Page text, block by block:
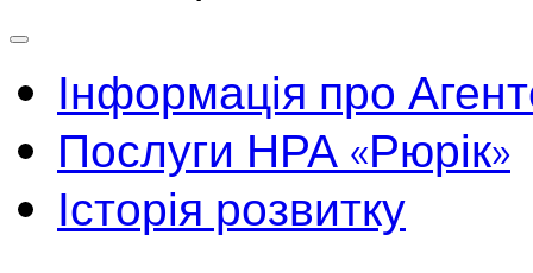
Інформація про
Послуги НРА «Рюрік»
Історія розвитку